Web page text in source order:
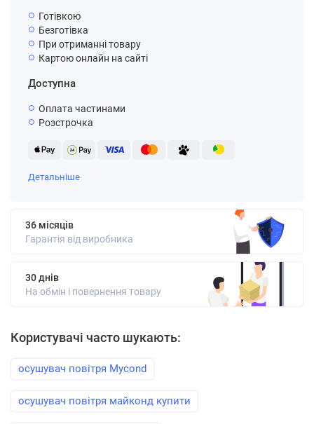
Готівкою
Безготівка
При отриманні товару
Картою онлайн на сайті
Доступна
Оплата частинами
Розстрочка
Детальніше
36 місяців
Гарантія від виробника
30 днів
На обмін і повернення товару
Користувачі часто шукають:
осушувач повітря Mycond
осушувач повітря майконд купити